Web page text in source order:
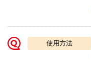
使用方法